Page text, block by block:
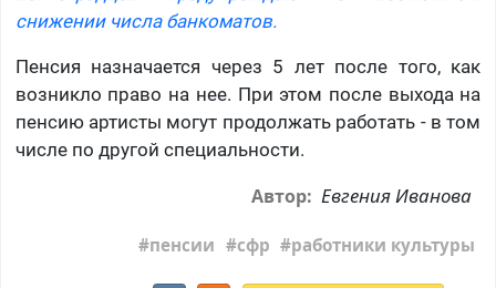
снижении числа банкоматов.
Пенсия назначается через 5 лет после того, как
возникло право на нее. При этом после выхода на
пенсию артисты могут продолжать работать - в том
числе по другой специальности.
Автор: Евгения Иванова
пенсии сфр работники культуры